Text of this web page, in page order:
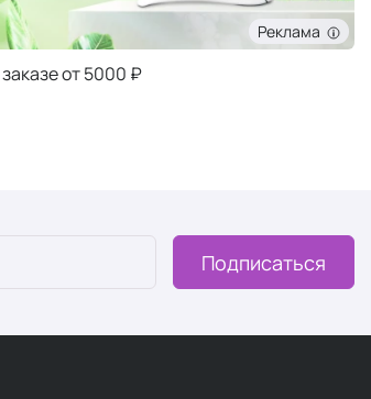
Реклама
Подписаться